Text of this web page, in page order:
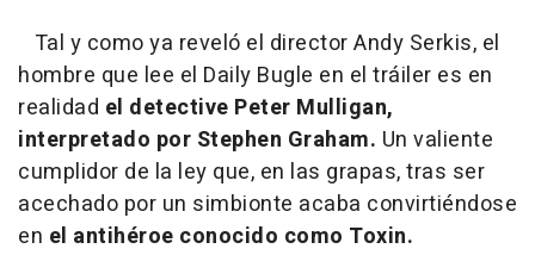
Tal y como ya reveló el director Andy Serkis, el
hombre que lee el Daily Bugle en el tráiler es en
realidad el detective Peter Mulligan,
interpretado por Stephen Graham. Un valiente
cumplidor de la ley que, en las grapas, tras ser
acechado por un simbionte acaba convirtiéndose
en el antihéroe conocido como Toxin.